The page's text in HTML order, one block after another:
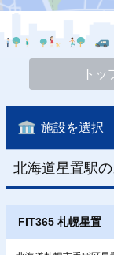
トッ
施設を選択
北海道星置駅
FIT365 札幌星置